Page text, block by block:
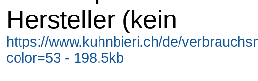
Hersteller (kein
https://www.kuhnbieri.ch/de/
color=53 - 198.5kb